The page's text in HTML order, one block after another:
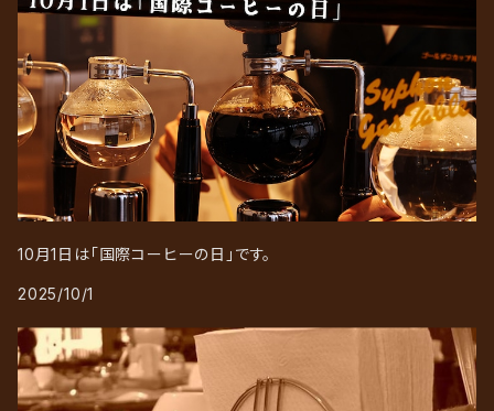
10月1日は「国際コーヒーの日」です。
2025/10/1